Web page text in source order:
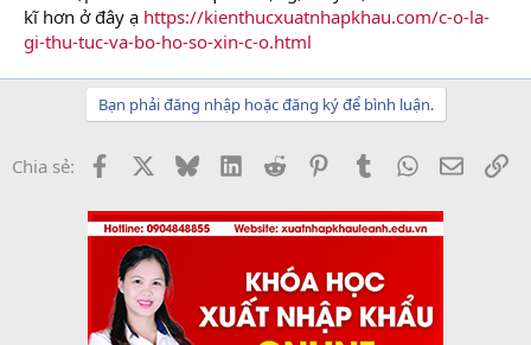
kĩ hơn ở đây ạ https://kienthucxuatnhapkhau.com/c-o-la-
gi-thu-tuc-va-bo-ho-so-xin-c-o.html
Bạn phải đăng nhập hoặc đăng ký để bình luận.
Chia sẻ: Facebook BlueskyLinkedInReddit PinterestTumblrWhatsApp
Email